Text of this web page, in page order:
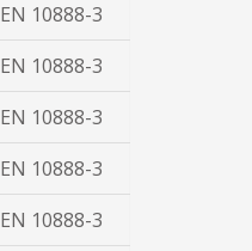
EN 10888-3
EN 10888-3
EN 10888-3
EN 10888-3
EN 10888-3